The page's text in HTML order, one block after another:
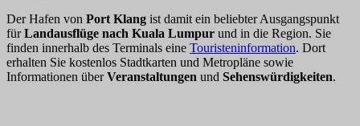
Der Hafen von Port Klang ist damit ein beliebter Ausgangspunkt
fürLandausflüge nach Kuala Lumpur und in die Region. Sie
finden innerhalb des Terminals eine Touristeninformation. Dort
erhalten Sie kostenlos Stadtkarten und Metropläne sowie
Informationen überVeranstaltungen und Sehenswürdigkeiten.